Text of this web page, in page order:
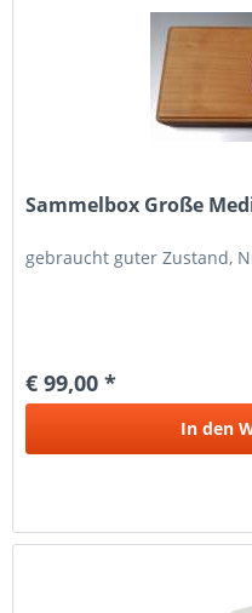
Sammelbox Große
gebraucht guter Zustand,
€ 99,00 *
In den